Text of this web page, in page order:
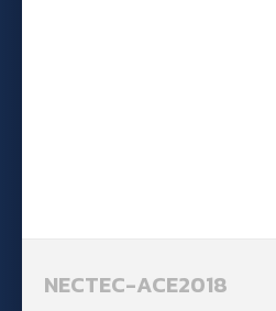
NECTEC-ACE2018